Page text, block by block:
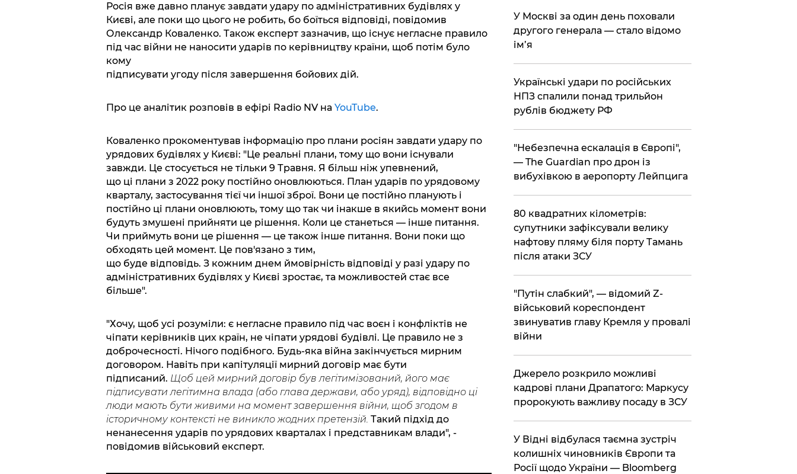
Росія вже давно планує завдати удару по адміністративних будівлях у
Києві, але поки що цього не робить, бо боїться відповіді, повідомив
Олександр Коваленко. Також експерт зазначив, що існує негласне правило
під час війни не наносити ударів по керівництву країни, щоб потім було
кому
підписувати угоду після завершення бойових дій.
Про це аналітик розповів в ефірі Radio NV на YouTube.
Коваленко прокоментував інформацію про плани росіян завдати удару по
урядових будівлях у Києві: "Це реальні плани, тому що вони існували
завжди. Це стосується не тільки 9 Травня. Я більш ніж упевнений,
що ці плани з 2022 року постійно оновлюються. План ударів по урядовому
кварталу, застосування тієї чи іншої зброї. Вони це постійно планують і
постійно ці плани оновлюють, тому що так чи інакше в якийсь момент вони
будуть змушені прийняти це рішення. Коли це станеться — інше питання.
Чи приймуть вони це рішення — це також інше питання. Вони поки що
обходять цей момент. Це пов'язано з тим,
що буде відповідь. З кожним днем ймовірність відповіді у разі удару по
адміністративних будівлях у Києві зростає, та можливостей стає все
більше".
"Хочу, щоб усі розуміли: є негласне правило під час воєн і конфліктів не
чіпати керівників цих країн, не чіпати урядові будівлі. Це правило не з
доброчесності. Нічого подібного. Будь-яка війна закінчується мирним
договором. Навіть при капітуляції мирний договір має бути
підписаний. Щоб цей мирний договір був легітимізований, його має
підписувати легітимна влада (або глава держави, або уряд), відповідно ці
люди мають бути живими на момент завершення війни, щоб згодом в
історичному контексті не виникло жодних претензій. Такий підхід до
ненанесення ударів по урядових кварталах і представникам влади", -
повідомив військовий експерт.
​У Москві за один день поховали
другого генерала — стало відомо
ім’я
​Українські удари по російських
НПЗ спалили понад трильйон
рублів бюджету РФ
​"Небезпечна ескалація в Європі",
— The Guardian про дрон із
вибухівкою в аеропорту Лейпцига
​80 квадратних кілометрів:
супутники зафіксували велику
нафтову пляму біля порту Тамань
після атаки ЗСУ
"Путін слабкий", — відомий Z-
військовий кореспондент
звинуватив главу Кремля у провалі
війни
​Джерело розкрило можливі
кадрові плани Драпатого: Маркусу
пророкують важливу посаду в ЗСУ
​У Відні відбулася таємна зустріч
колишніх чиновників Європи та
Росії щодо України — Bloomberg